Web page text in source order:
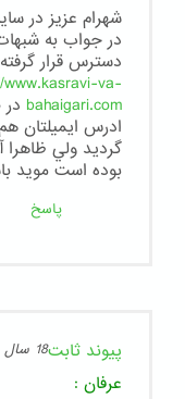
شهرام عزیز در
در جواب به
دسترس قرار گرفته
www.kasravi-va-
bahaigari.com
ادرس ايميلتان
گرديد ولي
بوده است موید
پاسخ
پیوند ثابت18 سال 4 ماه پیش
عرفان :